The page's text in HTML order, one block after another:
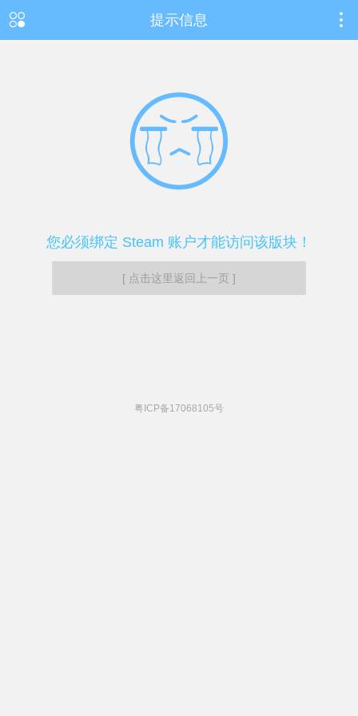
提示信息
您必须绑定 Steam 账户才能访问该版块！
[ 点击这里返回上一页 ]
粤ICP备17068105号